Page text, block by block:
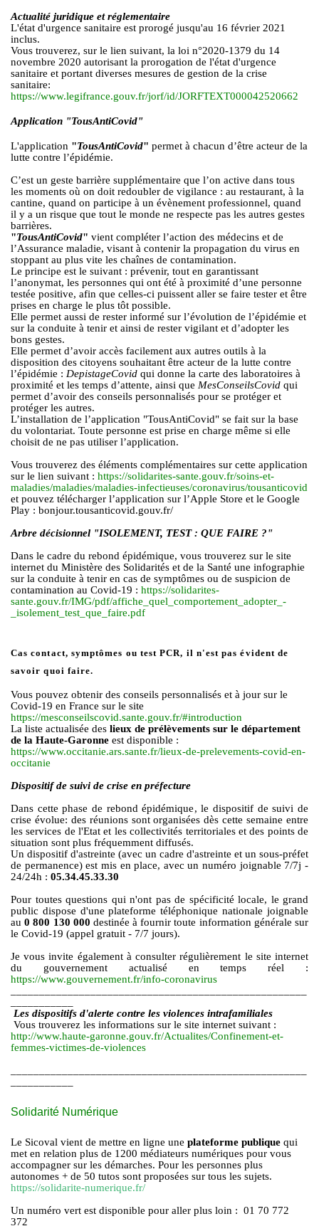
Actualité juridique et réglementaire
L'état d'urgence sanitaire est prorogé jusqu'au 16 février 2021
inclus.
Vous trouverez, sur le lien suivant, la loi n°2020-1379 du 14
novembre 2020 autorisant la prorogation de l'état d'urgence
sanitaire et portant diverses mesures de gestion de la crise
sanitaire:
https://www.legifrance.gouv.fr/jorf/id/JORFTEXT000042520662
Application "TousAntiCovid"
L'application "TousAntiCovid" permet à chacun d’être acteur de la
lutte contre l’épidémie.
C’est un geste barrière supplémentaire que l’on active dans tous
les moments où on doit redoubler de vigilance : au restaurant, à la
cantine, quand on participe à un évènement professionnel, quand
il y a un risque que tout le monde ne respecte pas les autres gestes
barrières.
"TousAntiCovid" vient compléter l’action des médecins et de
l’Assurance maladie, visant à contenir la propagation du virus en
stoppant au plus vite les chaînes de contamination.
Le principe est le suivant : prévenir, tout en garantissant
l’anonymat, les personnes qui ont été à proximité d’une personne
testée positive, afin que celles-ci puissent aller se faire tester et être
prises en charge le plus tôt possible.
Elle permet aussi de rester informé sur l’évolution de l’épidémie et
sur la conduite à tenir et ainsi de rester vigilant et d’adopter les
bons gestes.
Elle permet d’avoir accès facilement aux autres outils à la
disposition des citoyens souhaitant être acteur de la lutte contre
l’épidémie : DepistageCovid qui donne la carte des laboratoires à
proximité et les temps d’attente, ainsi que MesConseilsCovid qui
permet d’avoir des conseils personnalisés pour se protéger et
protéger les autres.
L’installation de l’application "TousAntiCovid" se fait sur la base
du volontariat. Toute personne est prise en charge même si elle
choisit de ne pas utiliser l’application.
Vous trouverez des éléments complémentaires sur cette application
sur le lien suivant : https://solidarites-sante.gouv.fr/soins-et-
maladies/maladies/maladies-infectieuses/coronavirus/tousanticovid
et pouvez télécharger l’application sur l’Apple Store et le Google
Play : bonjour.tousanticovid.gouv.fr/
Arbre décisionnel "ISOLEMENT, TEST : QUE FAIRE ?"
Dans le cadre du rebond épidémique, vous trouverez sur le site
internet du Ministère des Solidarités et de la Santé une infographie
sur la conduite à tenir en cas de symptômes ou de suspicion de
contamination au Covid-19 : https://solidarites-
sante.gouv.fr/IMG/pdf/affiche_quel_comportement_adopter_-
_isolement_test_que_faire.pdf
Cas contact, symptômes ou test PCR, il n'est pas évident de
savoir quoi faire.
Vous pouvez obtenir des conseils personnalisés et à jour sur le
Covid-19 en France sur le site
https://mesconseilscovid.sante.gouv.fr/#introduction
La liste actualisée des lieux de prélèvements sur le département
de la Haute-Garonne est disponible :
https://www.occitanie.ars.sante.fr/lieux-de-prelevements-covid-en-
occitanie
Dispositif de suivi de crise en préfecture
Dans cette phase de rebond épidémique, le dispositif de suivi de
crise évolue: des réunions sont organisées dès cette semaine entre
les services de l'Etat et les collectivités territoriales et des points de
situation sont plus fréquemment diffusés.
Un dispositif d'astreinte (avec un cadre d'astreinte et un sous-préfet
de permanence) est mis en place, avec un numéro joignable 7/7j -
24/24h : 05.34.45.33.30
Pour toutes questions qui n'ont pas de spécificité locale, le grand
public dispose d'une plateforme téléphonique nationale joignable
au0 800 130 000 destinée à fournir toute information générale sur
le Covid-19 (appel gratuit - 7/7 jours).
Je vous invite également à consulter régulièrement le site internet
du gouvernement actualisé en temps réel :
https://www.gouvernement.fr/info-coronavirus
Les dispositifs d'alerte contre les violences intrafamiliales
Vous trouverez les informations sur le site internet suivant :
http://www.haute-garonne.gouv.fr/Actualites/Confinement-et-
femmes-victimes-de-violences
Solidarité Numérique
Le Sicoval vient de mettre en ligne une plateforme publique qui
met en relation plus de 1200 médiateurs numériques pour vous
accompagner sur les démarches. Pour les personnes plus
autonomes + de 50 tutos sont proposées sur tous les sujets.
https://solidarite-numerique.fr/
Un numéro vert est disponible pour aller plus loin : 01 70 772
372